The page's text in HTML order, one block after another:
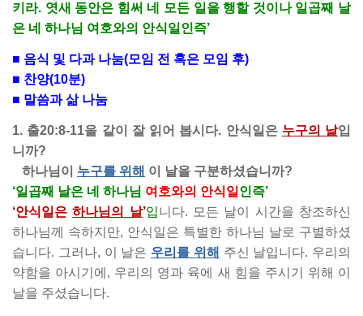
키라. 엿새 동안은 힘써 네 모든 일을 행할 것이나 일곱째 날
은 네 하나님 여호와의 안식일인즉’
■ 음식 및 다과 나눔(모임 전 혹은 모임 후)
■ 찬양(10분)
■ 말씀과 삶 나눔
1. 출20:8-11을 같이 잘 읽어 봅시다. 안식일은 누구의 날입
니까?
하나님이 누구를 위해 이 날을 구분하셨습니까?
‘일곱째 날은 네 하나님 여호와의 안식일 인즉’
‘안식일은하나님의 날’입니다. 모든 날이 시간을 창조하신
하나님께 속하지만, 안식일은 특별한 하나님 날로 구별하셨
습니다. 그러나, 이 날은 우리를 위해 주신 날입니다. 우리의
약함을 아시기에, 우리의 영과 육에 새 힘을 주시기 위해 이
날을 주셨습니다.